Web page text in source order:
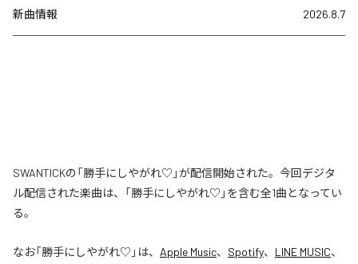
新曲情報 2026.8.7
SWANTICKの「勝手にしやがれ♡」が配信開始された。今回デジタ
ル配信された楽曲は、「勝手にしやがれ♡」を含む全1曲となってい
る。
なお「勝手にしやがれ♡ 」は、 Apple Music、 Spotify、 LINE MUSIC、